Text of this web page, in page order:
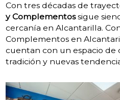
Con tres décadas de
y Complementossigue
cercanía en Alcantarilla.
Complementos en
cuentan con un espacio de
tradición y nuevas